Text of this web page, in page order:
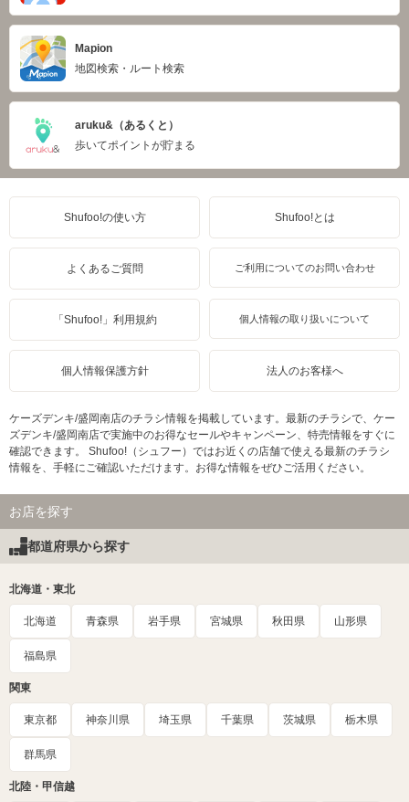
Mapion
地図検索・ルート検索
aruku&（あるくと）
歩いてポイントが貯まる
Shufoo!の使い方 Shufoo!とは
よくあるご質問 ご利用についてのお問い合わせ
「Shufoo!」利用規約 個人情報の取り扱いについて
個人情報保護方針 法人のお客様へ
ケーズデンキ/盛岡南店のチラシ情報を掲載しています。最新のチラシで、ケー
ズデンキ/盛岡南店で実施中のお得なセールやキャンペーン、特売情報をすぐに
確認できます。 Shufoo!（シュフー）ではお近くの店舗で使える最新のチラシ
情報を、手軽にご確認いただけます。お得な情報をぜひご活用ください。
お店を探す
都道府県から探す
北海道・東北
北海道 青森県 岩手県 宮城県 秋田県 山形県
福島県
関東
東京都 神奈川県 埼玉県 千葉県 茨城県 栃木県
群馬県
北陸・甲信越